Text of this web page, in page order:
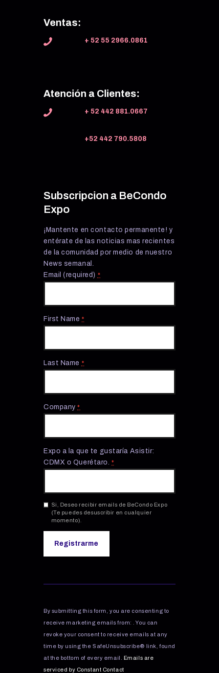
Ventas:
+ 52 55 2966.0861
Atención a Clientes:
+ 52 442 881.0667
+52 442 790.5808
Subscripcion a BeCondo
Expo
¡Mantente en contacto permanente! y
entérate de las noticias mas recientes
de la comunidad por medio de nuestro
News semanal.
Email (required) *
First Name*
Last Name *
Company*
Expo a la que te gustaría Asistir:
CDMX o Querétaro.*
Si, Deseo recibir emails de BeCondo Expo
(Te puedes desuscribir en cualquier
momento).
t
a
n
t
C
o
By submitting this form, you are consenting to
receive marketing emails from: . You can
revoke your consent to receive emails at any
time by using the SafeUnsubscribe® link, found
at the bottom of every email. Emails are
serviced by Constant Contact